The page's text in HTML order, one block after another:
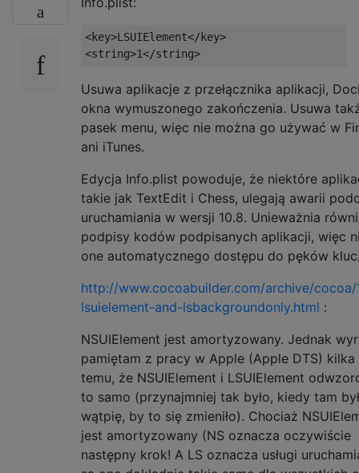
<key>LSUIElement</key>
Usuwa aplikacje z przełącznika aplikacji,
okna wymuszonego zakończenia. Usuwa
pasek menu, więc nie można go używać w
ani iTunes.
Edycja Info.plist powoduje, że niektóre
takie jak TextEdit i Chess, ulegają awarii
uruchamiania w wersji 10.8. Unieważnia
podpisy kodów podpisanych aplikacji, więc
one automatycznego dostępu do pęków
http://www.cocoabuilder.com/archive/cocoa/
lsuielement-and-lsbackgroundonly.html :
NSUIElement jest amortyzowany. Jednak
pamiętam z pracy w Apple (Apple DTS) kilka
temu, że NSUIElement i LSUIElement
to samo (przynajmniej tak było, kiedy tam
wątpię, by to się zmieniło). Chociaż
jest amortyzowany (NS oznacza oczywiście
następny krok! A LS oznacza usługi